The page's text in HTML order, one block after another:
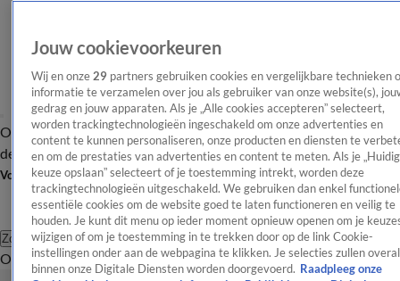
OverzichtAfleveringen Entertainment TV Algemeen
Tip
de redactieNieuwsbrief
Volg Shownieuws
Zoeken
OverzichtEntertainmentSpraakmakendRealityCrimeVideo's
Jouw cookievoorkeuren
Wij en onze 29 partners gebruiken cookies en vergelijkbare technieken
informatie te verzamelen over jou als gebruiker van onze website(s),
gedrag en jouw apparaten. Als je „Alle cookies accepteren” selecteert,
worden trackingtechnologieën ingeschakeld om onze advertenties en
content te kunnen personaliseren, onze producten en diensten te
en om de prestaties van advertenties en content te meten. Als je
keuze opslaan” selecteert of je toestemming intrekt, worden deze
trackingtechnologieën uitgeschakeld. We gebruiken dan enkel
essentiële cookies om de website goed te laten functioneren en veilig te
houden. Je kunt dit menu op ieder moment opnieuw openen om je
wijzigen of om je toestemming in te trekken door op de link Cookie-
instellingen onder aan de webpagina te klikken. Je selecties zullen overal
binnen onze Digitale Diensten worden doorgevoerd. Raadpleeg onze